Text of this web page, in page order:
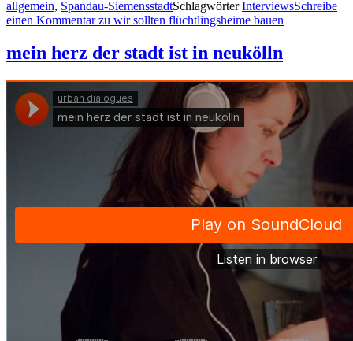
allgemein, Spandau-SiemensstadtSchlagwörterInterviewsSchreibe
einen Kommentarzu wir sollten flüchtlingsheime bauen
mein herz der stadt ist in neukölln